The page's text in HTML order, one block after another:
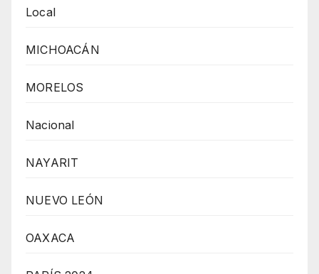
Local
MICHOACÁN
MORELOS
Nacional
NAYARIT
NUEVO LEÓN
OAXACA